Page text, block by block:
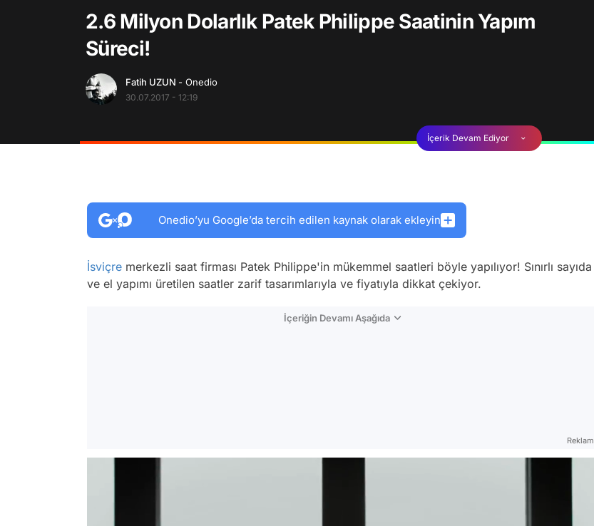
2.6 Milyon Dolarlık Patek Philippe Saatinin Yapım
Süreci!
Fatih UZUN - Onedio
30.07.2017 - 12:19
İçerik Devam Ediyor
Onedio’yu Google’da tercih edilen kaynak olarak ekleyin
İsviçre merkezli saat firması Patek Philippe'in mükemmel saatleri böyle yapılıyor! Sınırlı sayıda
ve el yapımı üretilen saatler zarif tasarımlarıyla ve fiyatıyla dikkat çekiyor.
İçeriğin Devamı Aşağıda
Reklam